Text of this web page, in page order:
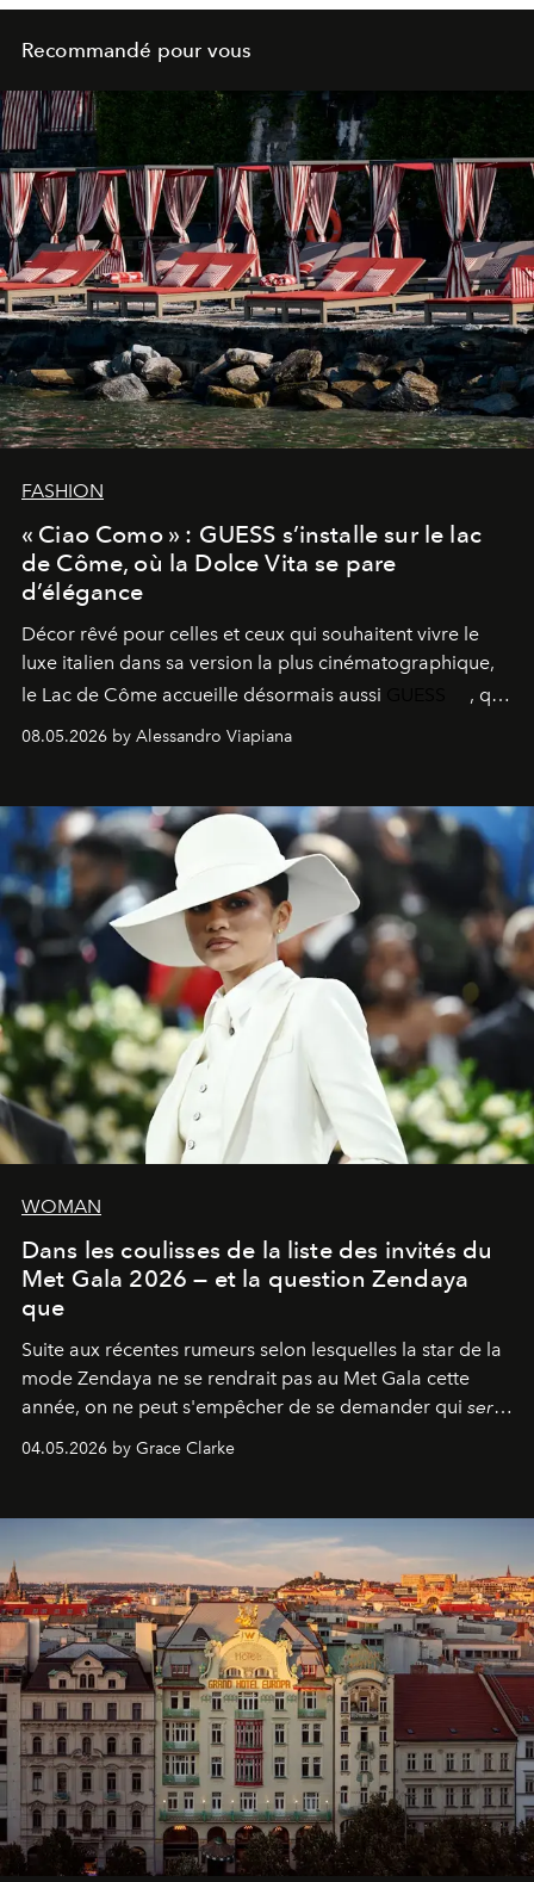
Recommandé pour vous
FASHION
« Ciao Como » : GUESS s’installe sur le lac
de Côme, où la Dolce Vita se pare
d’élégance
Décor rêvé pour celles et ceux qui souhaitent vivre le
luxe italien dans sa version la plus cinématographique,
le Lac de Côme accueille désormais aussi
, qui
signe un takeover entre boutiques, hôtels, bateaux et
fragrances. L’une des opérations de style les plus
08.05.2026 by Alessandro Viapiana
WOMAN
Dans les coulisses de la liste des invités du
Met Gala 2026 — et la question Zendaya
que
Suite aux récentes rumeurs selon lesquelles la star de la
mode Zendaya ne se rendrait pas au Met Gala cette
année, on ne peut s'empêcher de se demander qui sera
04.05.2026 by Grace Clarke